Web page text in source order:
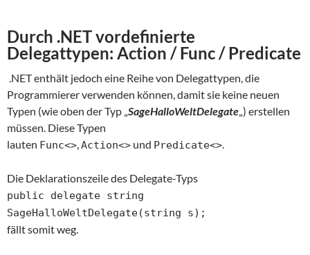
Durch .NET vordefinierte
Delegattypen: Action / Func / Predicate
.NET enthält jedoch eine Reihe von Delegattypen, die
Programmierer verwenden können, damit sie keine neuen
Typen (wie oben der Typ „SageHalloWeltDelegate„) erstellen
müssen. Diese Typen
lauten Func<>,Action<> und Predicate<>.
Die Deklarationszeile des Delegate-Typs
public delegate string
SageHalloWeltDelegate(string s);
fällt somit weg.